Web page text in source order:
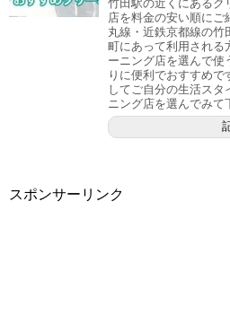
竹田駅の近くにあるク
店を料金の安い順にご
丸線・近鉄京都線の竹
町にあって利用される
ーニング店を選んで使
りに便利でおすすめで
してご自分の生活ス
ニング店を選んでみて
スポンサーリンク